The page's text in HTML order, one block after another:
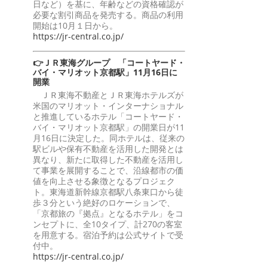
日など）を基に、年齢などの資格確認が
必要な割引商品を発売する。商品の利用
開始は10月１日から。
https://jr-central.co.jp/
👉ＪＲ東海グループ 「コートヤード・
バイ・マリオット京都駅」11月16日に
開業
ＪＲ東海不動産とＪＲ東海ホテルズが
米国のマリオット・インターナショナル
と推進しているホテル「コートヤード・
バイ・マリオット京都駅」の開業日が11
月16日に決定した。同ホテルは、従来の
駅ビルや保有不動産を活用した開発とは
異なり、新たに取得した不動産を活用し
て事業を展開することで、沿線都市の価
値を向上させる象徴となるプロジェク
ト。東海道新幹線京都駅八条東口から徒
歩３分という絶好のロケーションで、
「京都旅の『拠点』となるホテル」をコ
ンセプトに、全10タイプ、計270の客室
を用意する。宿泊予約は公式サイトで受
付中。
https://jr-central.co.jp/